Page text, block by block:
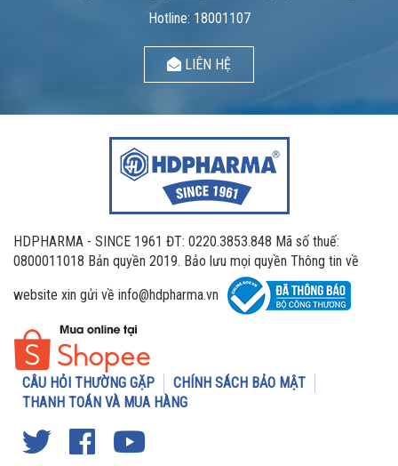
Hotline: 18001107
LIÊN HỆ
HDPHARMA - SINCE 1961 ĐT: 0220.3853.848 Mã số thuế:
0800011018 Bản quyền 2019. Bảo lưu mọi quyền Thông tin về
website xin gửi về info@hdpharma.vn
CÂU HỎI THƯỜNG GẶP
CHÍNH SÁCH BẢO MẬT
THANH TOÁN VÀ MUA HÀNG